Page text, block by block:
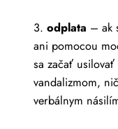
3. odplata – ak
ani pomocou
sa začať
vandalizmom,
verbálnym